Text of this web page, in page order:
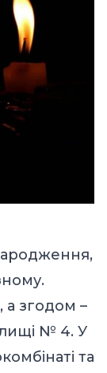
а згодом –
№ 4. У
та